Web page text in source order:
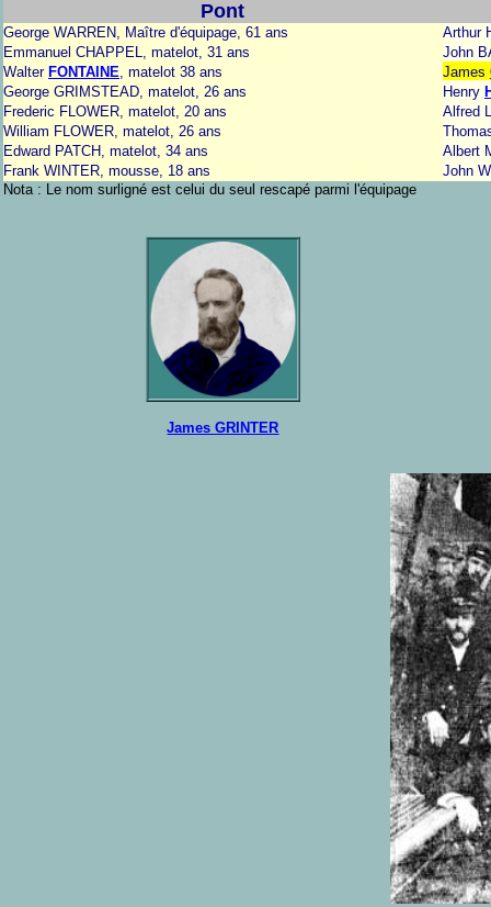
Pont
George WARREN, Maître d'équipage, 61 ans
Arthur
Emmanuel CHAPPEL, matelot, 31 ans
John
Walter FONTAINE, matelot 38 ans James
George GRIMSTEAD, matelot, 26 ans
Henry
Frederic FLOWER, matelot, 20 ans
Alfred
William FLOWER, matelot, 26 ans
Edward PATCH, matelot, 34 ans
Albert
Frank WINTER, mousse, 18 ans
John
Nota : Le nom surligné est celui du seul rescapé parmi l'équipage
James GRINTER